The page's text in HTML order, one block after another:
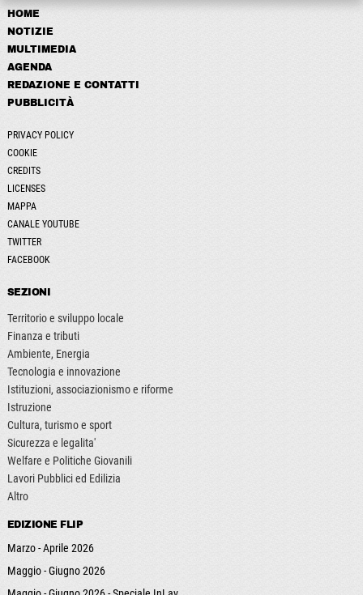
HOME
NOTIZIE
MULTIMEDIA
AGENDA
REDAZIONE E CONTATTI
PUBBLICITÀ
PRIVACY POLICY
COOKIE
CREDITS
LICENSES
MAPPA
CANALE YOUTUBE
TWITTER
FACEBOOK
SEZIONI
Territorio e sviluppo locale
Finanza e tributi
Ambiente, Energia
Tecnologia e innovazione
Istituzioni, associazionismo e riforme
Istruzione
Cultura, turismo e sport
Sicurezza e legalita'
Welfare e Politiche Giovanili
Lavori Pubblici ed Edilizia
Altro
EDIZIONE FLIP
Marzo - Aprile 2026
Maggio - Giugno 2026